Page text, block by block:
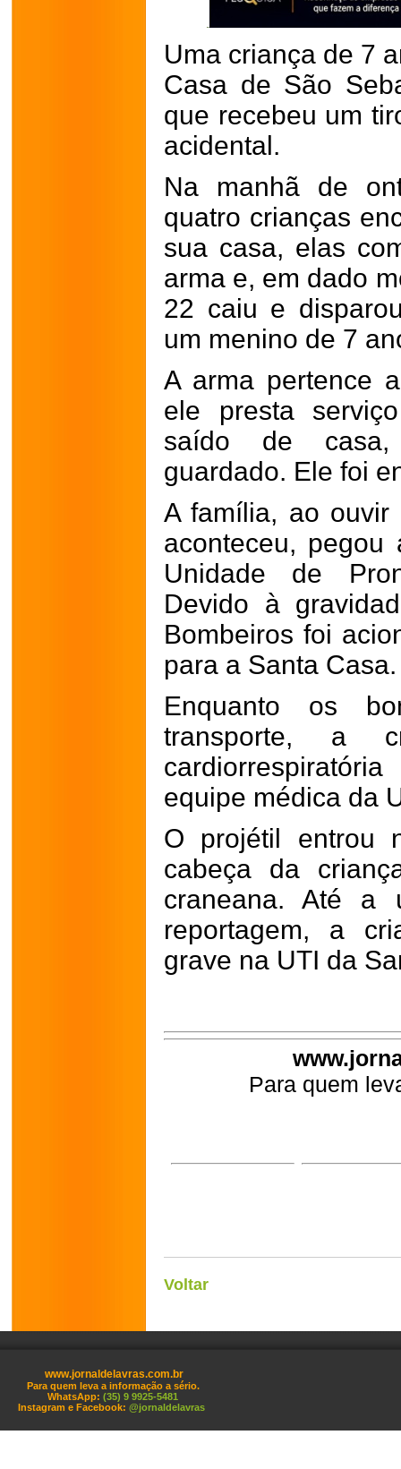
Uma criança de 7
Casa de São
que recebeu um
acidental.
Na manhã de
quatro crianças
sua casa, elas
arma e, em dado
22 caiu e
um menino de 7
A arma pertence
ele presta
saído de
guardado. Ele foi
A família, ao
aconteceu,
Unidade de
Devido à
Bombeiros foi
para a Santa Casa.
Enquanto os
transporte, a
equipe médica da
O projétil entrou
cabeça da
craneana. Até a
reportagem, a
grave na UTI da
Para quem
Voltar
www.jornaldelavras.com.br
Para quem leva a informação a sério.
WhatsApp: (35) 9 9925-5481
Instagram e Facebook: @jornaldelavras